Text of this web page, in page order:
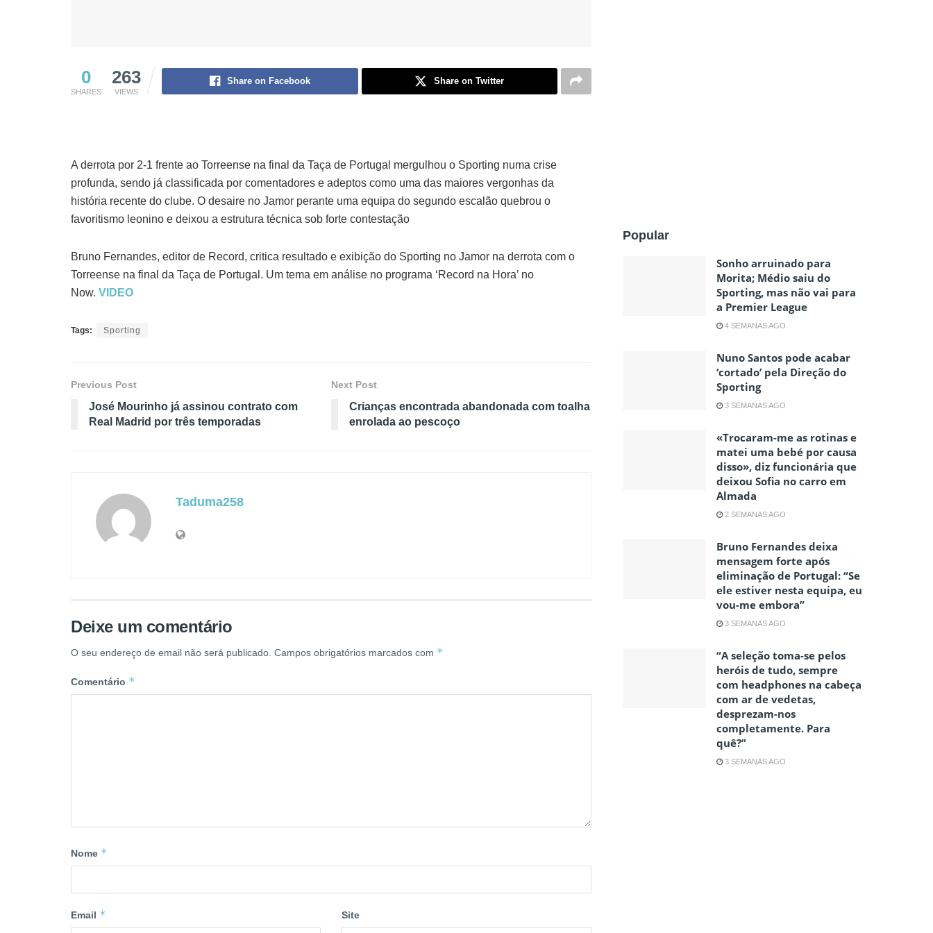
0
SHARES
263
VIEWS
Share on Facebook Share on Twitter
A derrota por 2-1 frente ao Torreense na final da Taça de Portugal mergulhou o Sporting numa crise
profunda, sendo já classificada por comentadores e adeptos como uma das maiores vergonhas da
história recente do clube. O desaire no Jamor perante uma equipa do segundo escalão quebrou o
favoritismo leonino e deixou a estrutura técnica sob forte contestação
Bruno Fernandes, editor de Record, critica resultado e exibição do Sporting no Jamor na derrota com o
Torreense na final da Taça de Portugal. Um tema em análise no programa ‘Record na Hora’ no
Now. VIDEO
Tags: Sporting
Previous Post
José Mourinho já assinou contrato com
Real Madrid por três temporadas
Next Post
Crianças encontrada abandonada com toalha
enrolada ao pescoço
Taduma258
Deixe um comentário
O seu endereço de email não será publicado. Campos obrigatórios marcados com *
Comentário *
Nome *
Email * Site
Popular
Sonho arruinado para
Morita; Médio saiu do
Sporting, mas não vai para
a Premier League
4 SEMANAS AGO
Nuno Santos pode acabar
‘cortado’ pela Direção do
Sporting
3 SEMANAS AGO
«Trocaram-me as rotinas e
matei uma bebé por causa
disso», diz funcionária que
deixou Sofia no carro em
Almada
2 SEMANAS AGO
Bruno Fernandes deixa
mensagem forte após
eliminação de Portugal: “Se
ele estiver nesta equipa, eu
vou-me embora”
3 SEMANAS AGO
“A seleção toma-se pelos
heróis de tudo, sempre
com headphones na cabeça
com ar de vedetas,
desprezam-nos
completamente. Para
quê?”
3 SEMANAS AGO